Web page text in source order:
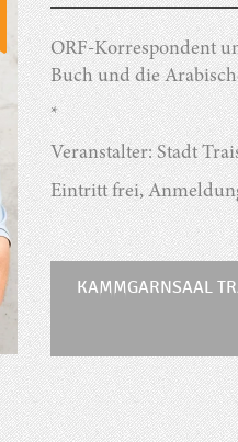
ORF-Korrespondent
Buch und die
*
Veranstalter: Stadt
Eintritt frei,
KAMMGARNSAAL